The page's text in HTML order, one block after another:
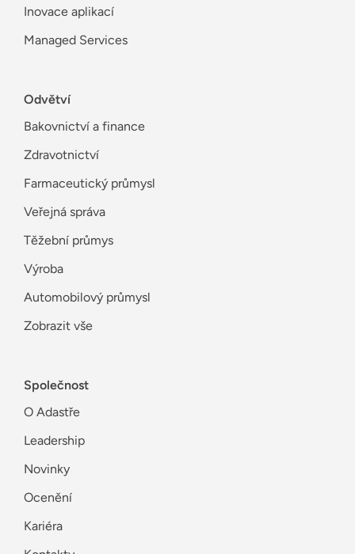
Inovace aplikací
Managed Services
Odvětví
Bakovnictví a finance
Zdravotnictví
Farmaceutický průmysl
Veřejná správa
Těžební průmys
Výroba
Automobilový průmysl
Zobrazit vše
Společnost
O Adastře
Leadership
Novinky
Ocenění
Kariéra